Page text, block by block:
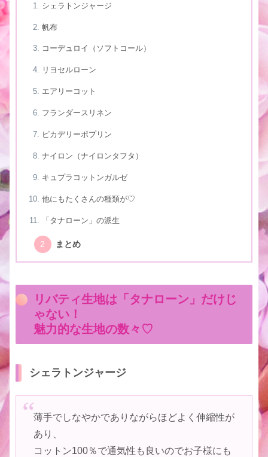
シェラトンジャージ
帆布
コーデュロイ（ソフトコール）
リヨセルローン
エアリーコット
フランダースリネン
ピカデリーポプリン
ナイロン（ナイロンタフタ）
キュプラコットンガルゼ
他にもたくさんの種類が♡
「タナローン」の派生
まとめ
リバティ生地は「タナローン」だけじ
ゃない！
魅力的な生地の数々♡
シェラトンジャージ
薄手でしなやかでありながらほどよく伸縮性が
あり、
コットン100％で通気性も良いのでお子様にも